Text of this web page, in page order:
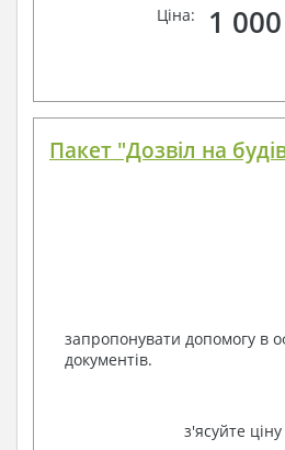
Ціна: 1 000
Пакет "Дозвіл на
запропонувати допомогу в
документів.
з'ясуйте